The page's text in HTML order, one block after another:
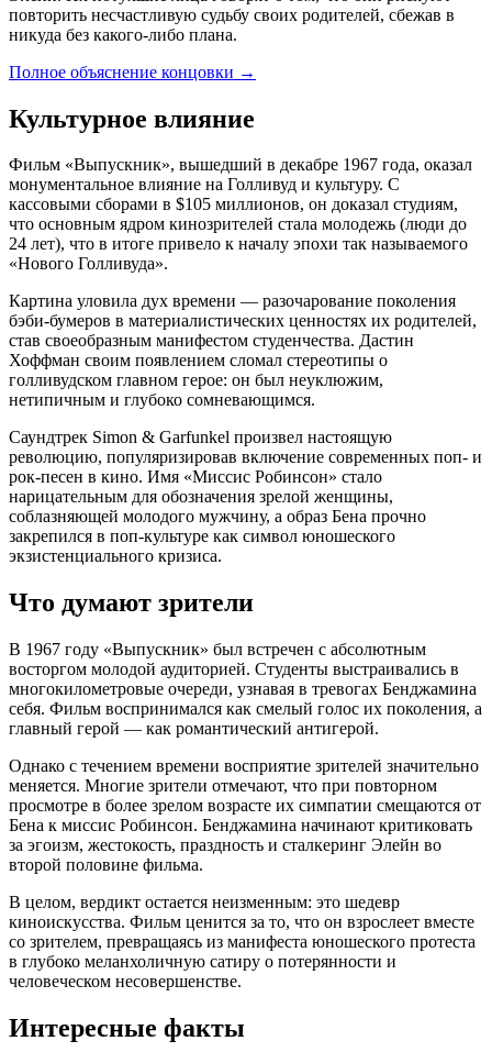
повторить несчастливую судьбу своих родителей, сбежав в
никуда без какого-либо плана.
Полное объяснение концовки →
Культурное влияние
Фильм «Выпускник», вышедший в декабре 1967 года, оказал
монументальное влияние на Голливуд и культуру. С
кассовыми сборами в $105 миллионов, он доказал студиям,
что основным ядром кинозрителей стала молодежь (люди до
24 лет), что в итоге привело к началу эпохи так называемого
«Нового Голливуда».
Картина уловила дух времени — разочарование поколения
бэби-бумеров в материалистических ценностях их родителей,
став своеобразным манифестом студенчества. Дастин
Хоффман своим появлением сломал стереотипы о
голливудском главном герое: он был неуклюжим,
нетипичным и глубоко сомневающимся.
Саундтрек Simon & Garfunkel произвел настоящую
революцию, популяризировав включение современных поп- и
рок-песен в кино. Имя «Миссис Робинсон» стало
нарицательным для обозначения зрелой женщины,
соблазняющей молодого мужчину, а образ Бена прочно
закрепился в поп-культуре как символ юношеского
экзистенциального кризиса.
Что думают зрители
В 1967 году «Выпускник» был встречен с абсолютным
восторгом молодой аудиторией. Студенты выстраивались в
многокилометровые очереди, узнавая в тревогах Бенджамина
себя. Фильм воспринимался как смелый голос их поколения, а
главный герой — как романтический антигерой.
Однако с течением времени восприятие зрителей значительно
меняется. Многие зрители отмечают, что при повторном
просмотре в более зрелом возрасте их симпатии смещаются от
Бена к миссис Робинсон. Бенджамина начинают критиковать
за эгоизм, жестокость, праздность и сталкеринг Элейн во
второй половине фильма.
В целом, вердикт остается неизменным: это шедевр
киноискусства. Фильм ценится за то, что он взрослеет вместе
со зрителем, превращаясь из манифеста юношеского протеста
в глубоко меланхоличную сатиру о потерянности и
человеческом несовершенстве.
Интересные факты